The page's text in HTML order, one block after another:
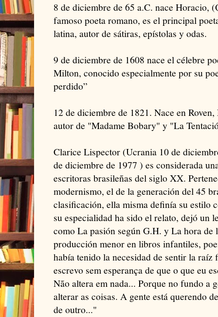
8 de diciembre de 65 a.C. nace Horacio,
famoso poeta romano, es el principal
latina, autor de sátiras, epístolas y odas.
9 de diciembre de 1608 nace el célebre
Milton, conocido especialmente por su
perdido”
12 de diciembre de 1821. Nace en
autor de "Madame Bobary" y "La
Clarice Lispector (Ucrania 10 de
de diciembre de 1977 ) es considerada
escritoras brasileñas del siglo XX.
modernismo, el de la generación del 45
clasificación, ella misma definía su estilo
su especialidad ha sido el relato, dejó un
como La pasión según G.H. y La hora de
producción menor en libros infantiles,
había tenido la necesidad de sentir la raíz
escrevo sem esperança de que o que eu
Não altera em nada... Porque no fundo a
alterar as coisas. A gente está querendo
de outro..."